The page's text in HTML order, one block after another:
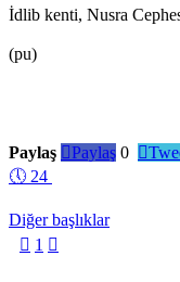
İdlib kenti, Nusra
(pu)
Paylaş Paylaş 0 
🕔 24
Diğer başlıklar
 1 